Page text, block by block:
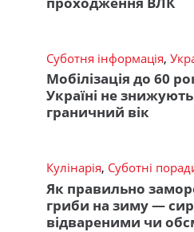
Суботня інформація,
Мобілізація до 60
Україні не знижують
граничний вік
Кулінарія, Суботні
Як правильно
гриби на зиму —
відвареними чи